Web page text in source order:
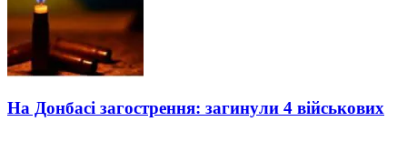
На Донбасі загострення: загинули 4 військових